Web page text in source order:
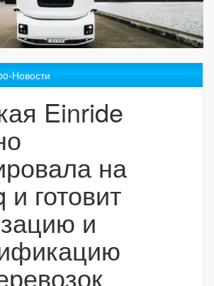
Новости
Einride
на
готовит
и